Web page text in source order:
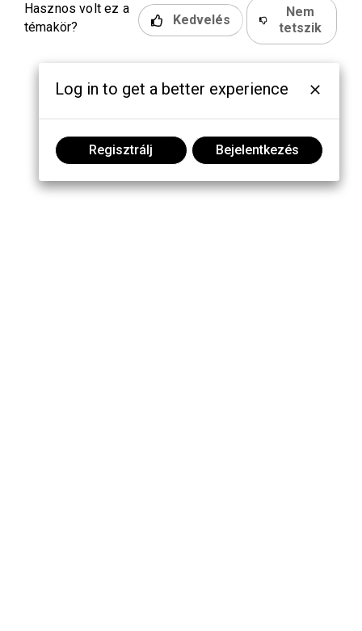
Hasznos volt ez a
témakör?
Kedvelés
Nem
tetszik
Log in to get a better experience
Regisztrálj Bejelentkezés